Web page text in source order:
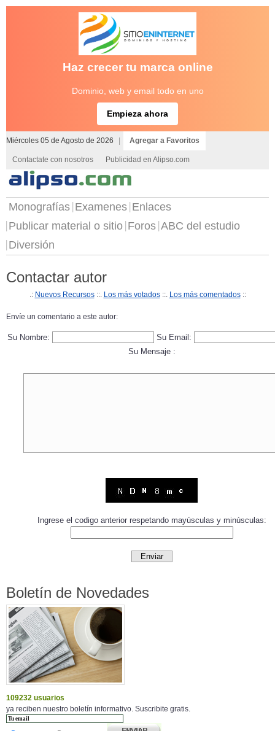
Haz crecer tu marca online
Dominio, web y email todo en uno
Empieza ahora
Miércoles 05 de Agosto de 2026 Agregar a Favoritos
Contactate con nosotros Publicidad en Alipso.com
Monografías Examenes Enlaces
Publicar material o sitio Foros ABC del estudio
Diversión
Contactar autor
.: Nuevos Recursos::. Los más votados::. Los más comentados::
Envíe un comentario a este autor:
Su Nombre:
Su Email:
Su Mensaje :
Ingrese el codigo anterior respetando mayúsculas y minúsculas:
Boletín de Novedades
109232 usuarios
ya reciben nuestro boletín informativo. Suscribite gratis.